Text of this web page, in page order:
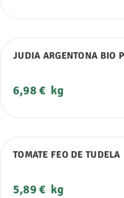
JUDIA ARGENTONA BIO
Precio
6,98 € kg
TOMATE FEO DE TUDELA
Precio
5,89 € kg